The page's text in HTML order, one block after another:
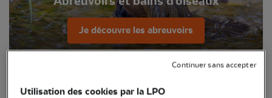
Je découvre les abreuvoirs
Utilisation des cookies par la LPO
Continuer sans accepter